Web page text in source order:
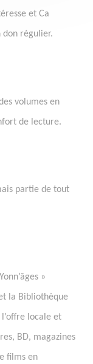
et Ca
don régulier.
volumes en
de lecture.
partie de tout
»
la Bibliothèque
locale et
BD, magazines
films en